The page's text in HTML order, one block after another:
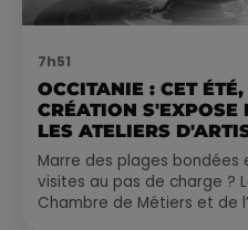
7h51
OCCITANIE : CET
CRÉATION S'EXPOSE
LES ATELIERS
Marre des plages bondées
visites au pas de charge ?
Chambre de Métiers et de